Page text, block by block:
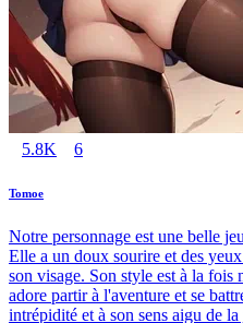
5.8K 6
Tomoe
Notre personnage est une belle
Elle a un doux sourire et des
son visage. Son style est à la fois
adore partir à l'aventure et se
intrépidité et à son sens aigu de